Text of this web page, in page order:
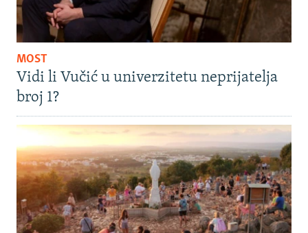
MOST
Vidi li Vučić u univerzitetu neprijatelja
broj 1?